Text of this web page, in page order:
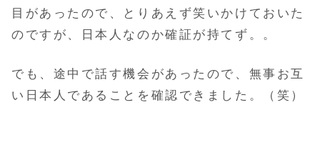
目があったので、とりあえず笑いかけておいた
のですが、日本人なのか確証が持てず。。
でも、途中で話す機会があったので、無事お互
い日本人であることを確認できました。（笑）